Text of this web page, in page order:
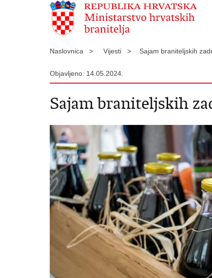
Naslovnica > Vijesti > Sajam braniteljskih
Objavljeno: 14.05.2024.
Sajam braniteljskih